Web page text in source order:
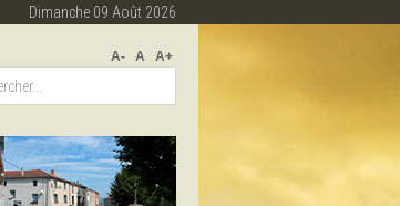
Dimanche 09 Août 2026
A- A A+